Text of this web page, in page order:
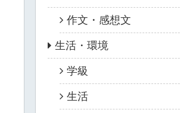
作文・感想文
生活・環境
学級
生活